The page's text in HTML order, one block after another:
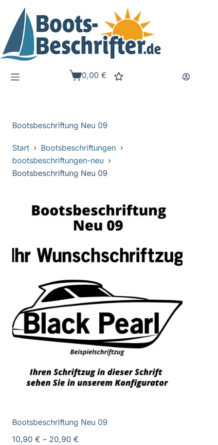
Inhalt
springen
Warenkorb
0,00€
Bootsbeschriftung Neu 09
Start
Bootsbeschriftungen
bootsbeschriftungen-neu
Bootsbeschriftung Neu 09
Bootsbeschriftung Neu 09
10,90 € – 20,90 €